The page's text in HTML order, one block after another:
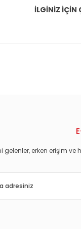
İLGİNİZ İÇİN
gelenler, erken erişim